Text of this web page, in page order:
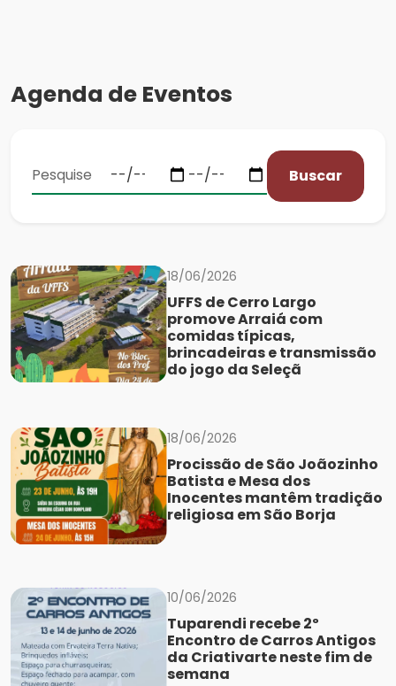
Agenda de Eventos
Buscar
18/06/2026
UFFS de Cerro Largo
promove Arraiá com
comidas típicas,
brincadeiras e transmissão
do jogo da Seleçã
18/06/2026
Procissão de São Joãozinho
Batista e Mesa dos
Inocentes mantêm tradição
religiosa em São Borja
10/06/2026
Tuparendi recebe 2º
Encontro de Carros Antigos
da Criativarte neste fim de
semana